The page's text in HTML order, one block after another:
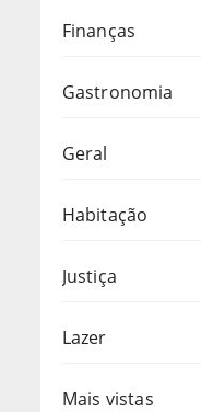
Finanças
Gastronomia
Geral
Habitação
Justiça
Lazer
Mais vistas